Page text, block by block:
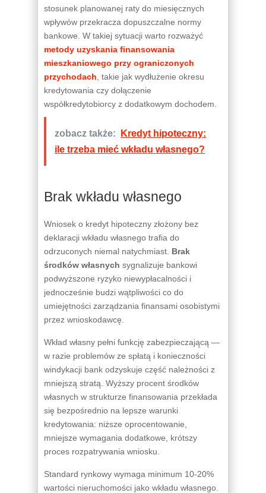
stosunek planowanej raty do miesięcznych
wpływów przekracza dopuszczalne normy
bankowe. W takiej sytuacji warto rozważyć
metody uzyskania finansowania
mieszkaniowego przy ograniczonych
przychodach , takie jak wydłużenie okresu
kredytowania czy dołączenie
współkredytobiorcy z dodatkowym dochodem.
zobacz także:
Kredyt hipoteczny:
ile trzeba mieć wkładu własnego?
Brak wkładu własnego
Wniosek o kredyt hipoteczny złożony bez
deklaracji wkładu własnego trafia do
odrzuconych niemal natychmiast. Brak
środków własnych sygnalizuje bankowi
podwyższone ryzyko niewypłacalności i
jednocześnie budzi wątpliwości co do
umiejętności zarządzania finansami osobistymi
przez wnioskodawcę.
Wkład własny pełni funkcję zabezpieczającą —
w razie problemów ze spłatą i konieczności
windykacji bank odzyskuje część należności z
mniejszą stratą. Wyższy procent środków
własnych w strukturze finansowania przekłada
się bezpośrednio na lepsze warunki
kredytowania: niższe oprocentowanie,
mniejsze wymagania dodatkowe, krótszy
proces rozpatrywania wniosku.
Standard rynkowy wymaga minimum 10-20%
wartości nieruchomości jako wkładu własnego.